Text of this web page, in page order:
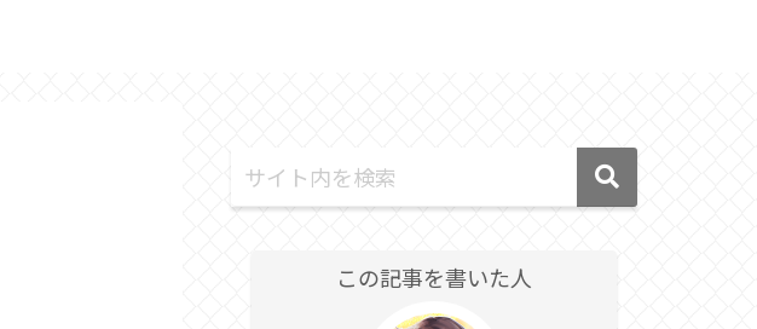
この記事を書いた人